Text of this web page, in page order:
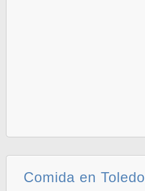
Comida en Toledo